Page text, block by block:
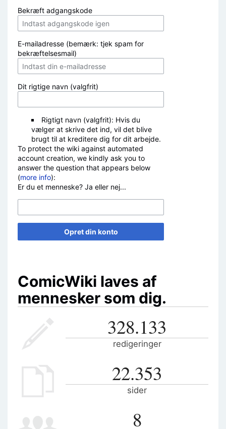
Bekræft adgangskode
E-mailadresse (bemærk: tjek spam for
bekræftelsesmail)
Dit rigtige navn (valgfrit)
Rigtigt navn (valgfrit): Hvis du
vælger at skrive det ind, vil det blive
brugt til at kreditere dig for dit arbejde.
To protect the wiki against automated
account creation, we kindly ask you to
answer the question that appears below
(more info):
Er du et menneske? Ja eller nej...
Opret din konto
ComicWiki laves af
mennesker som dig.
328.133
redigeringer
22.353
sider
8